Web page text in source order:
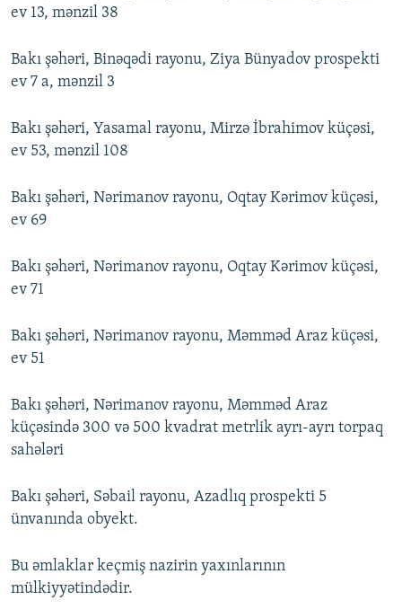
ev 13, mənzil 38
Bakı şəhəri, Binəqədi rayonu, Ziya Bünyadov prospekti
ev 7 a, mənzil 3
Bakı şəhəri, Yasamal rayonu, Mirzə İbrahimov küçəsi,
ev 53, mənzil 108
Bakı şəhəri, Nərimanov rayonu, Oqtay Kərimov küçəsi,
ev 69
Bakı şəhəri, Nərimanov rayonu, Oqtay Kərimov küçəsi,
ev 71
Bakı şəhəri, Nərimanov rayonu, Məmməd Araz küçəsi,
ev 51
Bakı şəhəri, Nərimanov rayonu, Məmməd Araz
küçəsində 300 və 500 kvadrat metrlik ayrı-ayrı torpaq
sahələri
Bakı şəhəri, Səbail rayonu, Azadlıq prospekti 5
ünvanında obyekt.
Bu əmlaklar keçmiş nazirin yaxınlarının
mülkiyyətindədir.